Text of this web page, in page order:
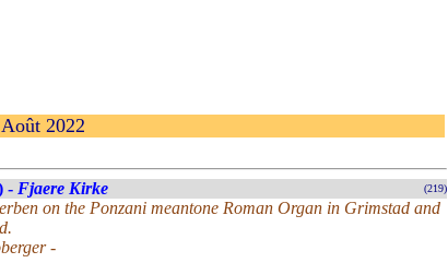
Août 2022
- Fjaere Kirke (219)
on the Ponzani meantone Roman Organ in Grimstad and
-